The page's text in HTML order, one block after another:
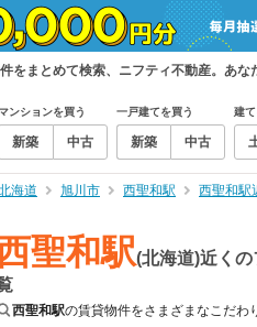
をまとめて検索、ニフティ不動産。あな
ンションを買う
新築 中古
一戸建てを買う
新築 中古
建て
海道 旭川市 西聖和駅 西聖和駅
聖和駅(北海道)近く
西聖和駅の賃貸物件をさまざまなこだわ